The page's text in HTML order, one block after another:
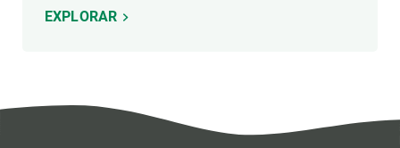
EXPLORAR